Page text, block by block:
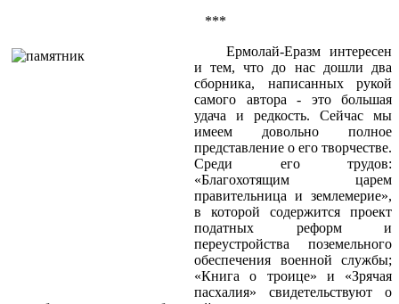
***
Ермолай-Еразм интересен
и тем, что до нас дошли два
сборника, написанных рукой
самого автора - это большая
удача и редкость. Сейчас мы
имеем довольно полное
представление о его творчестве.
Среди его трудов:
«Благохотящим царем
правительница и землемерие»,
в которой содержится проект
податных реформ и
переустройства поземельного
обеспечения военной службы;
«Книга о троице» и «Зрячая
пасхалия» свидетельствуют о